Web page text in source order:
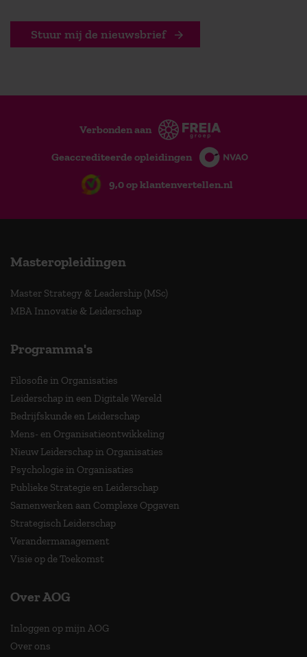
Stuur mij de nieuwsbrief
Verbonden aan
Geaccrediteerde opleidingen
9,0 op klantenvertellen.nl
Masteropleidingen
Master Strategy & Leadership (MSc)
MBA Innovatie & Leiderschap
Programma's
Filosofie in Organisaties
Leiderschap in een Digitale Wereld
Bedrijfskunde en Leiderschap
Mens- en Organisatieontwikkeling
Nieuw Leiderschap in Organisaties
Psychologie in Organisaties
Publieke Strategie en Leiderschap
Samenwerken aan Complexe Opgaven
Strategisch Leiderschap
Verandermanagement
Visie op de Toekomst
Over AOG
Inloggen op mijn AOG
Over ons